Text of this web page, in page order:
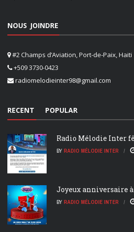
NOUS JOINDRE
#2 Champs d’Aviation, Port-de-Paix, Haiti
+509 3730-0423
radiomelodieinter98@gmail.com
RECENT POPULAR
Radio Mélodie Inter
BY RADIO MÉLODIE INTER
Joyeux anniversaire
BY RADIO MÉLODIE INTER